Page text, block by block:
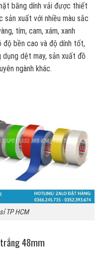
băng dính vải được thiết
xuất với nhiều màu sắc
tím, cam, xám, xanh
bền cao và độ dính tốt,
dệt may, sản xuất đồ
ngành khác.
TP HCM
48mm